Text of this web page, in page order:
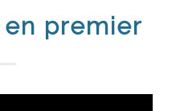
en premier